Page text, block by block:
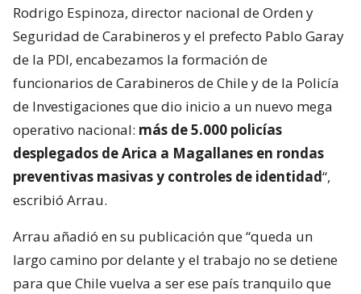
Rodrigo Espinoza, director nacional de Orden y
Seguridad de Carabineros y el prefecto Pablo Garay
de la PDI, encabezamos la formación de
funcionarios de Carabineros de Chile y de la Policía
de Investigaciones que dio inicio a un nuevo mega
operativo nacional: más de 5.000 policías
desplegados de Arica a Magallanes en rondas
preventivas masivas y controles de identidad“,
escribió Arrau.
Arrau añadió en su publicación que “queda un
largo camino por delante y el trabajo no se detiene
para que Chile vuelva a ser ese país tranquilo que